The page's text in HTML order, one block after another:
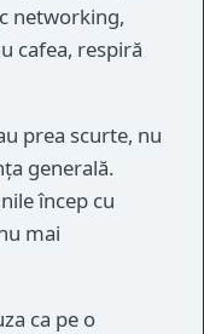
networking,
cafea, respiră
prea scurte, nu
generală.
încep cu
mai
ca pe o